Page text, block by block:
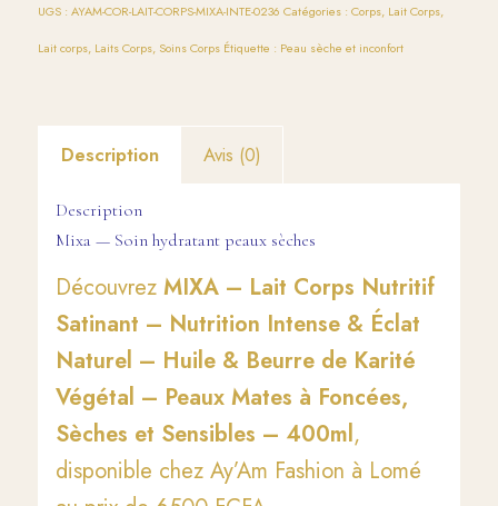
UGS : AYAM-COR-LAIT-CORPS-MIXA-INTE-0236 Catégories : Corps, Lait Corps,
Lait corps, Laits Corps, Soins Corps Étiquette : Peau sèche et inconfort
Description Avis (0)
Description
Mixa — Soin hydratant peaux sèches
Découvrez MIXA – Lait Corps Nutritif
Satinant – Nutrition Intense & Éclat
Naturel – Huile & Beurre de Karité
Végétal – Peaux Mates à Foncées,
Sèches et Sensibles – 400ml,
disponible chez Ay’Am Fashion à Lomé